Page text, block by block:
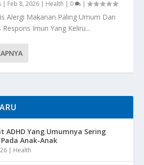
| Feb 8, 2026 | Health | 0 |
Alergi Makanan Paling Umum Dan
Imun Yang Keliru...
ADHD Yang Umumnya Sering
Anak-Anak
| Health